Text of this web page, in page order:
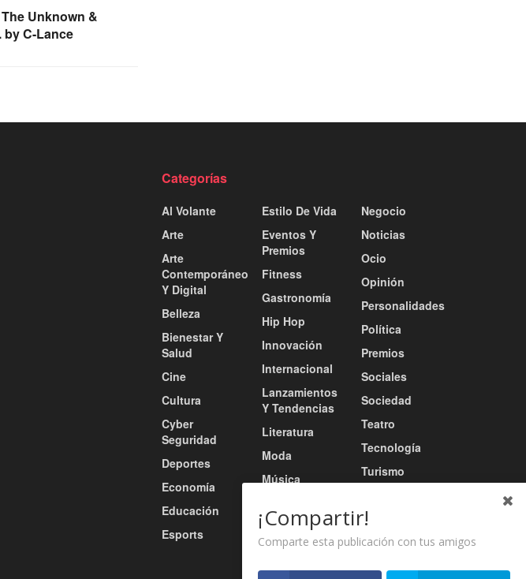
Unknown &
by C-Lance
Categorías
Al Volante
Arte
Arte
Contemporáneo
Y Digital
Belleza
Bienestar Y
Salud
Cine
Cultura
Cyber
Seguridad
Deportes
Economía
Educación
Esports
Estilo De Vida
Eventos Y
Premios
Fitness
Gastronomía
Hip Hop
Innovación
Internacional
Lanzamientos
Y Tendencias
Literatura
Moda
Música
Nacional
Negocio
Noticias
Ocio
Opinión
Personalidades
Política
Premios
Sociales
Sociedad
Teatro
Tecnología
Turismo
Redes
Video
¡Compartir!
Comparte esta publicación con tus amigos